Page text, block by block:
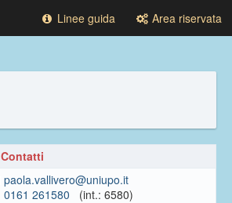
Linee guida Area riservata
Contatti
paola.vallivero@uniupo.it
0161 261580
(int.: 6580)